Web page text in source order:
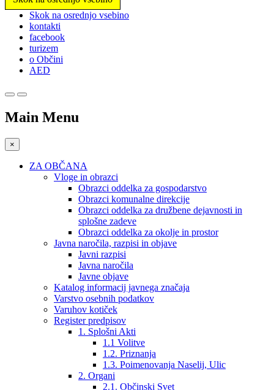
Prosimo,
upoštevajte:
spletno
mesto
vključuje
sistem
Skok na osrednjo vsebino
kontakti
facebook
turizem
o Občini
AED
Main Menu
×
ZA OBČANA
Vloge in obrazci
Obrazci oddelka za gospodarstvo
Obrazci komunalne direkcije
Obrazci oddelka za družbene dejavnosti in
splošne zadeve
Obrazci oddelka za okolje in prostor
Javna naročila, razpisi in objave
Javni razpisi
Javna naročila
Javne objave
Katalog informacij javnega značaja
Varstvo osebnih podatkov
Varuhov kotiček
Register predpisov
1. Splošni Akti
1.1 Volitve
1.2. Priznanja
1.3. Poimenovanja Naselij, Ulic
2. Organi
2.1. Občinski Svet